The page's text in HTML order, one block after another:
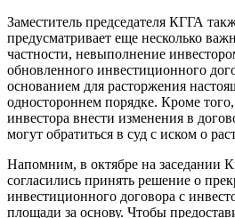
Заместитель председателя КГГА
предусматривает еще несколько
частности, невыполнение
обновленного инвестиционного
основанием для расторжения
одностороннем порядке. Кроме того,
инвестора внести изменения в
могут обратиться в суд с иском о
Напомним, в октябре на заседании
согласились принять решение о
инвестиционного договора с
площади за основу. Чтобы